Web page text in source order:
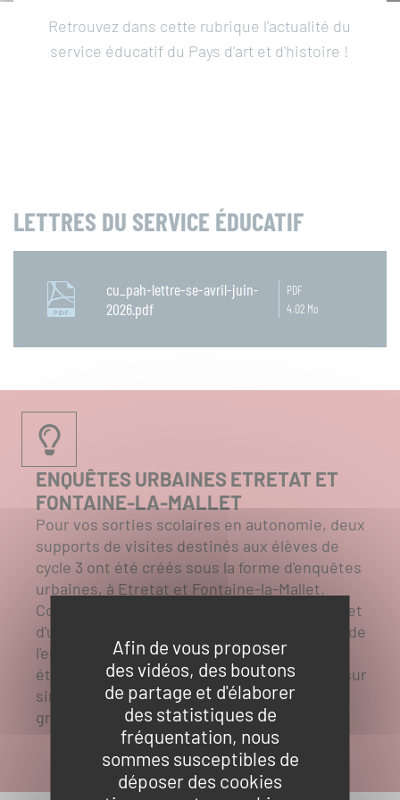
Que
recherchez-
vous
?
TOUT
ACCÈS
RAPIDES
Actualités
Réserver une activité
Publications
Ressources pédagogiques
VISIO-CONFÉRENCES
Retrouvez dans cette rubrique l'actualité du
service éducatif du Pays d'art et d'histoire !
LETTRES DU SERVICE ÉDUCATIF
cu_pah-lettre-se-avril-juin-
2026.pdf
PDF
4.02 Mo
ENQUÊTES URBAINES ETRETAT ET
FONTAINE-LA-MALLET
Pour vos sorties scolaires en autonomie, deux
supports de visites destinés aux élèves de
cycle 3 ont été créés sous la forme d'enquêtes
urbaines, à Etretat et Fontaine-la-Mallet.
Constitués d'un support de jeux pour l'élève et
d'un livret d'accompagnement à destination de
l'enseignant, ces outils, réservés aux
établissements scolaires, sont disponibles sur
simple demande par mail à pah-
groupes@lehavremetro.fr
Afin de vous proposer
des vidéos, des boutons
de partage et d'élaborer
des statistiques de
fréquentation, nous
sommes susceptibles de
déposer des cookies